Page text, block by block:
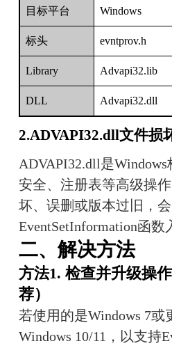
目标平台 Windows
标头 evntprov.h
Library Advapi32.lib
DLL Advapi32.dll
2.ADVAPI32.dll文件损
ADVAPI32.dll是
安全、注册表等高级操
坏、误删或版本过旧，
EventSetInformation函数
二、解决方法
方法1. 检查并升级操
荐）
若使用的是Windows 7
Windows 10/11，以支持